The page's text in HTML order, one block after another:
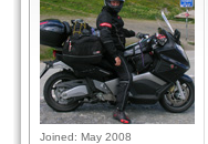
Joined: May 2008